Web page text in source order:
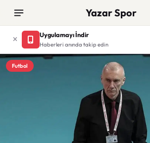
Yazar Spor
Uygulamayı İndir
Haberleri anında takip edin
Futbol